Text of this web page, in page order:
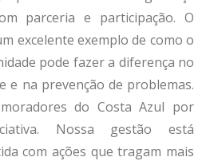
parceria e participação. O
excelente exemplo de como o
pode fazer a diferença no
e na prevenção de problemas.
do Costa Azul por
Nossa gestão está
com ações que tragam mais